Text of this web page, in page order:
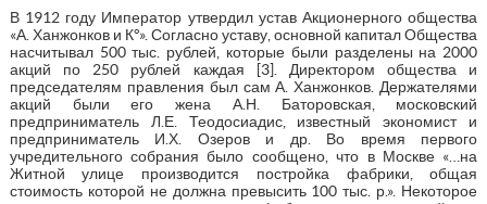
В 1912 году Император утвердил устав Акционерного общества
«А. Ханжонков и К°». Согласно уставу, основной капитал Общества
насчитывал 500 тыс. рублей, которые были разделены на 2000
акций по 250 рублей каждая [3]. Директором общества и
председателям правления был сам А. Ханжонков. Держателями
акций были его жена А.Н. Баторовская, московский
предприниматель Л.Е. Теодосиадис, известный экономист и
предприниматель И.Х. Озеров и др. Во время первого
учредительного собрания было сообщено, что в Москве «…на
Житной улице производится постройка фабрики, общая
стоимость которой не должна превысить 100 тыс. р.». Некоторое